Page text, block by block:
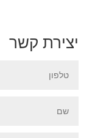
יצירת קשר